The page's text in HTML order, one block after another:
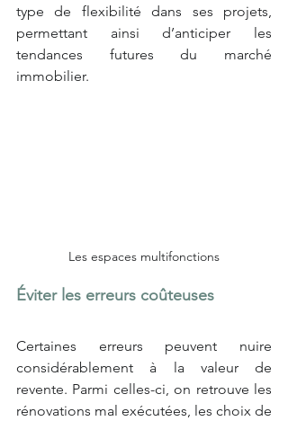
type de flexibilité dans ses projets,
permettant ainsi d’anticiper les
tendances futures du marché
immobilier.
Les espaces multifonctions
Éviter les erreurs coûteuses
Certaines erreurs peuvent nuire
considérablement à la valeur de
revente. Parmi celles-ci, on retrouve les
rénovations mal exécutées, les choix de